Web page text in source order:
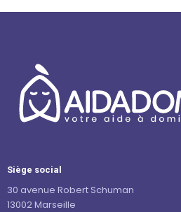
Siège social
30 avenue Robert Schuman
13002 Marseille